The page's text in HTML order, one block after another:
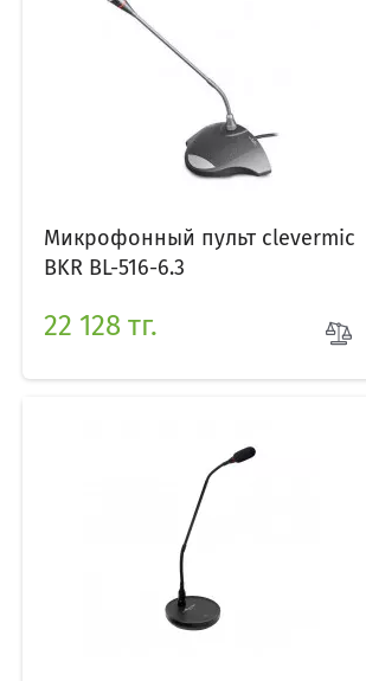
Микрофонный пульт clevermic
BKR BL-516-6.3
22 128 тг.